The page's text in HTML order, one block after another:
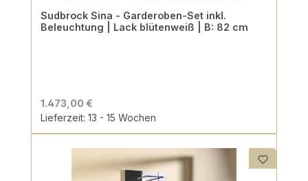
Sudbrock Sina - Garderoben-Set inkl.
Beleuchtung | Lack blütenweiß | B: 82 cm
1.473,00 €
Lieferzeit: 13 - 15 Wochen